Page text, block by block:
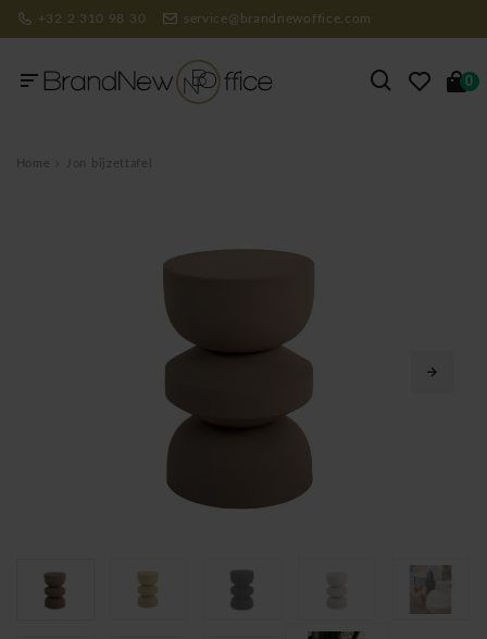
+32 2 310 98 30 service@brandnewoffice.com
0
Home Jon bijzettafel